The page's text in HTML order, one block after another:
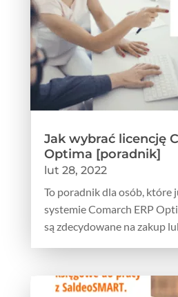
Jak wybrać licencję
Optima [poradnik]
lut 28, 2022
To poradnik dla osób, które
systemie Comarch ERP
są zdecydowane na zakup